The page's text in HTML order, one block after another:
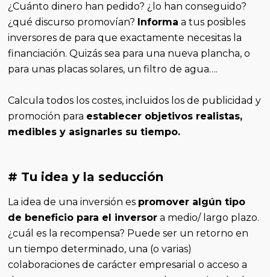
¿Cuánto dinero han pedido? ¿lo han conseguido?
¿qué discurso promovían? Informa a tus posibles
inversores de para que exactamente necesitas la
financiación. Quizás sea para una nueva plancha, o
para unas placas solares, un filtro de agua….
Calcula todos los costes, incluidos los de publicidad y
promoción para establecer objetivos realistas,
medibles y asignarles su tiempo.
# Tu idea y la seducción
La idea de una inversión es promover algún tipo
de beneficio para el inversor a medio/ largo plazo.
¿cuál es la recompensa? Puede ser un retorno en
un tiempo determinado, una (o varias)
colaboraciones de carácter empresarial o acceso a